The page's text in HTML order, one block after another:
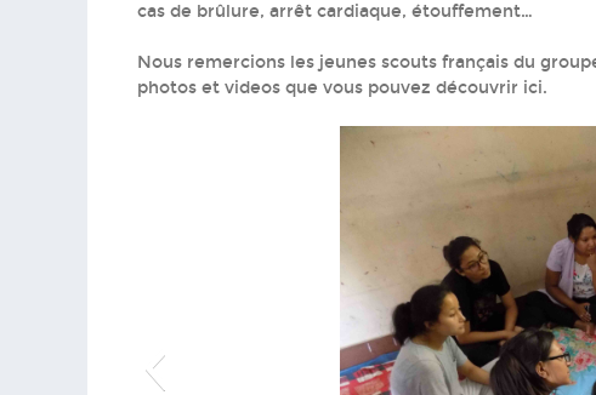
cas de brûlure, arrêt cardiaque, étouffement…
Nous remercions les jeunes scouts français du
photos et videos que vous pouvez découvrir ici.